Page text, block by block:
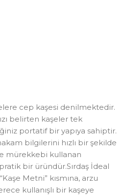
cep kaşesi denilmektedir.
belirten kaşeler tek
portatif bir yapıya sahiptir.
bilgilerini hızlı bir şekilde
mürekkebi kullanan
bir üründür.Sırdaş İdeal
Metni” kısmına, arzu
kullanışlı bir kaşeye